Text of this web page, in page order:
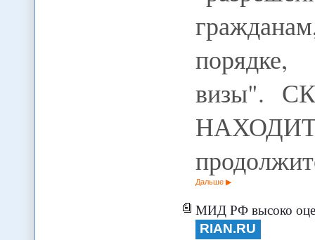
визы".
Дальше
МИД РФ высоко
RIAN.RU